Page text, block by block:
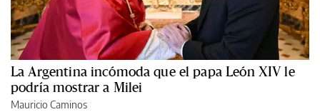
La Argentina incómoda que el papa León XIV le
podría mostrar a Milei
Mauricio Caminos